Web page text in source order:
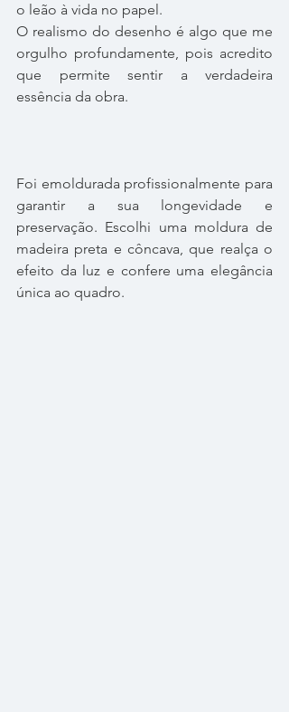
o leão à vida no papel.
O realismo do desenho é algo que me
orgulho profundamente, pois acredito
que permite sentir a verdadeira
essência da obra.
Foi emoldurada profissionalmente para
garantir a sua longevidade e
preservação. Escolhi uma moldura de
madeira preta e côncava, que realça o
efeito da luz e confere uma elegância
única ao quadro.